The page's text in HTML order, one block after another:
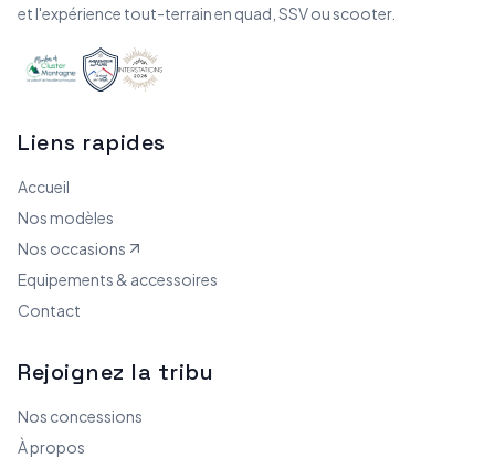
et l'expérience tout-terrain en quad, SSV ou scooter.
Liens rapides
Accueil
Nos modèles
Nos occasions
Equipements & accessoires
Contact
Rejoignez la tribu
Nos concessions
À propos